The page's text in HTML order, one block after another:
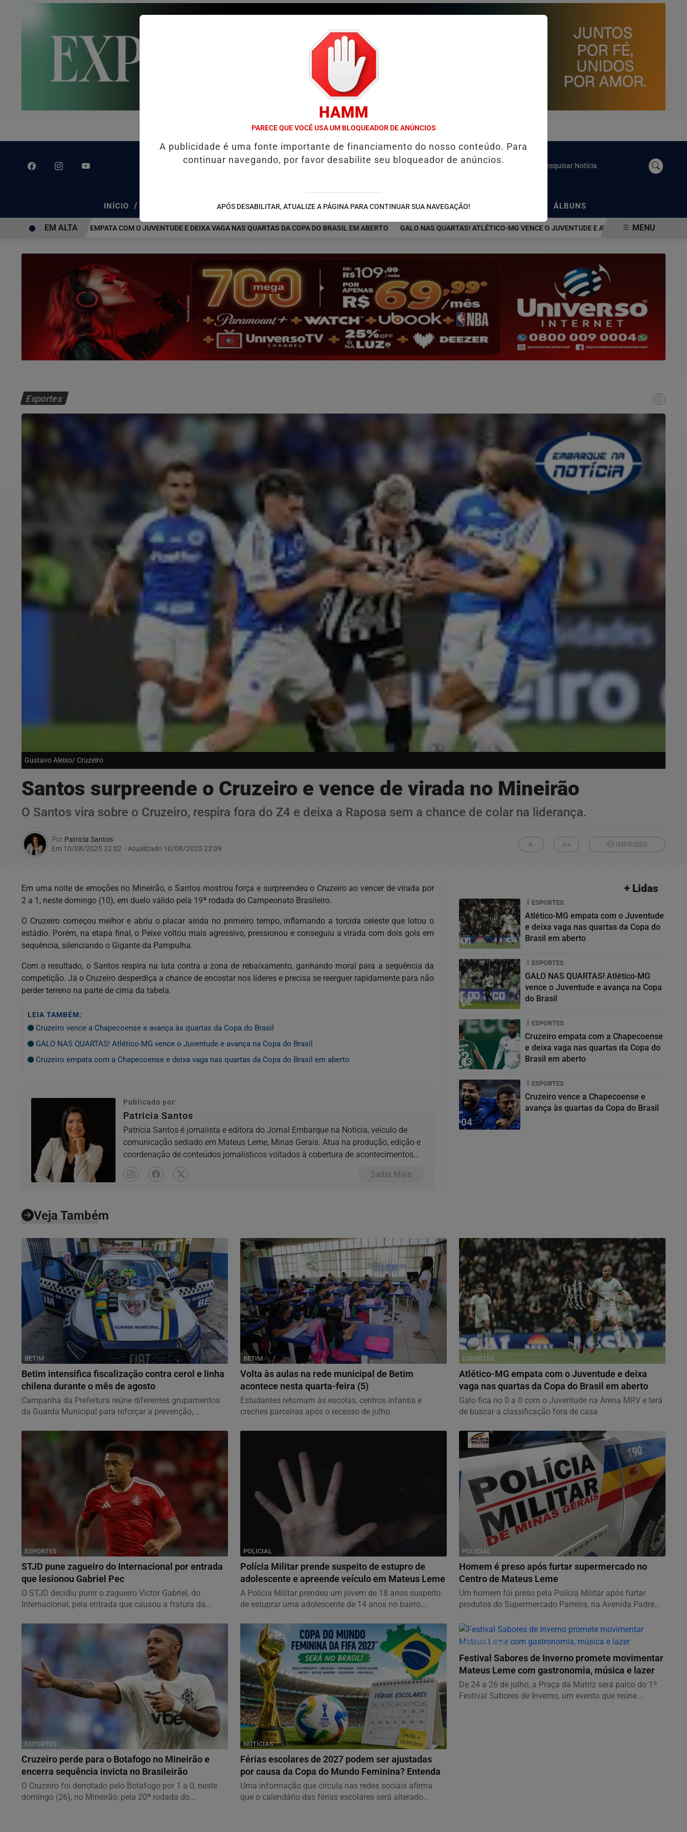
Pesquisar Notícia
INÍCIO / COLUNAS / GUIA COMERCIAL / EDIÇÕES / NOTÍCIAS / NOSSO YOUTUBE ÁLBUNS
ATLÉTICO-MG EMPATA COM O JUVENTUDE E DEIXA VAGA NAS QUARTAS DA COPA DO BRASIL EM ABERTO GALO NAS QUARTAS! ATLÉTICO-MG VENCE O JUVENTUDE E AVANÇA NA COPA DO BRASIL
EM ALTA MENU
Esportes
Gustavo Aleixo/ Cruzeiro
Santos surpreende o Cruzeiro e vence de virada no Mineirão
O Santos vira sobre o Cruzeiro, respira fora do Z4 e deixa a Raposa sem a chance de colar na liderança.
Por Patricia Santos
Em 10/08/2025 22:02 - Atualizado 10/08/2025 22:09 A- A+ IMPRIMIR
Em uma noite de emoções no Mineirão, o Santos mostrou força e surpreendeu o Cruzeiro ao vencer de virada por
2 a 1, neste domingo (10), em duelo válido pela 19ª rodada do Campeonato Brasileiro.
O Cruzeiro começou melhor e abriu o placar ainda no primeiro tempo, inflamando a torcida celeste que lotou o
estádio. Porém, na etapa final, o Peixe voltou mais agressivo, pressionou e conseguiu a virada com dois gols em
sequência, silenciando o Gigante da Pampulha.
Com o resultado, o Santos respira na luta contra a zona de rebaixamento, ganhando moral para a sequência da
competição. Já o Cruzeiro desperdiça a chance de encostar nos líderes e precisa se reerguer rapidamente para não
perder terreno na parte de cima da tabela.
LEIA TAMBÉM:
Cruzeiro vence a Chapecoense e avança às quartas da Copa do Brasil
GALO NAS QUARTAS! Atlético-MG vence o Juventude e avança na Copa do Brasil
Cruzeiro empata com a Chapecoense e deixa vaga nas quartas da Copa do Brasil em aberto
Publicado por:
Patricia Santos
Patrícia Santos é jornalista e editora do Jornal Embarque na Notícia, veículo de
comunicação sediado em Mateus Leme, Minas Gerais. Atua na produção, edição e
coordenação de conteúdos jornalísticos voltados à cobertura de acontecimentos
locais,...
Saiba Mais
+ Lidas
01
ESPORTES
Atlético-MG empata com o Juventude
e deixa vaga nas quartas da Copa do
Brasil em aberto
02
ESPORTES
GALO NAS QUARTAS! Atlético-MG
vence o Juventude e avança na Copa
do Brasil
03
ESPORTES
Cruzeiro empata com a Chapecoense
e deixa vaga nas quartas da Copa do
Brasil em aberto
04
ESPORTES
Cruzeiro vence a Chapecoense e
avança às quartas da Copa do Brasil
Veja Também
BETIM
Betim intensifica fiscalização contra cerol e linha
chilena durante o mês de agosto
Campanha da Prefeitura reúne diferentes grupamentos
da Guarda Municipal para reforçar a prevenção,...
BETIM
Volta às aulas na rede municipal de Betim
acontece nesta quarta-feira (5)
Estudantes retornam às escolas, centros infantis e
creches parceiras após o recesso de julho.
ESPORTES
Atlético-MG empata com o Juventude e deixa
vaga nas quartas da Copa do Brasil em aberto
Galo fica no 0 a 0 com o Juventude na Arena MRV e terá
de buscar a classificação fora de casa
ESPORTES
STJD pune zagueiro do Internacional por entrada
que lesionou Gabriel Pec
O STJD decidiu punir o zagueiro Victor Gabriel, do
Internacional, pela entrada que causou a fratura da...
POLICIAL
Polícia Militar prende suspeito de estupro de
adolescente e apreende veículo em Mateus Leme
A Polícia Militar prendeu um jovem de 18 anos suspeito
de estuprar uma adolescente de 14 anos no bairro...
POLICIAL
Homem é preso após furtar supermercado no
Centro de Mateus Leme
Um homem foi preso pela Polícia Militar após furtar
produtos do Supermercado Parreira, na Avenida Padre...
ESPORTES
Cruzeiro perde para o Botafogo no Mineirão e
encerra sequência invicta no Brasileirão
O Cruzeiro foi derrotado pelo Botafogo por 1 a 0, neste
domingo (26), no Mineirão, pela 20ª rodada do...
NOTÍCIAS
Férias escolares de 2027 podem ser ajustadas
por causa da Copa do Mundo Feminina? Entenda
Uma informação que circula nas redes sociais afirma
que o calendário das férias escolares será alterado...
MATEUS LEME
Festival Sabores de Inverno promete movimentar
Mateus Leme com gastronomia, música e lazer
De 24 a 26 de julho, a Praça da Matriz será palco do 1º
Festival Sabores de Inverno, um evento que reúne...
HAMM
PARECE QUE VOCÊ USA UM BLOQUEADOR DE ANÚNCIOS
A publicidade é uma fonte importante de financiamento do nosso conteúdo. Para
continuar navegando, por favor desabilite seu bloqueador de anúncios.
APÓS DESABILITAR, ATUALIZE A PÁGINA PARA CONTINUAR SUA NAVEGAÇÃO!